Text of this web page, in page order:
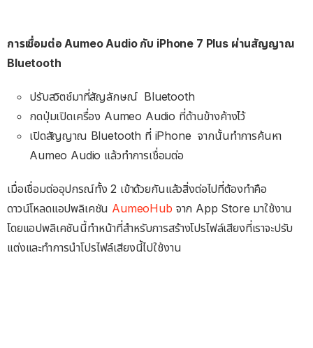
การเชื่อมต่อ Aumeo Audio กับ iPhone 7 Plus ผ่านสัญญาณ
Bluetooth
ปรับสวิตช์มาที่สัญลักษณ์ Bluetooth
กดปุ่มเปิดเครื่อง Aumeo Audio ที่ด้านข้างค้างไว้
เปิดสัญญาณ Bluetooth ที่ iPhone จากนั้นทำการค้นหา
Aumeo Audio แล้วทำการเชื่อมต่อ
เมื่อเชื่อมต่ออุปกรณ์ทั้ง 2 เข้าด้วยกันแล้วสิ่งต่อไปที่ต้องทำคือ
ดาวน์โหลดแอปพลิเคชัน AumeoHub จาก App Store มาใช้งาน
โดยแอปพลิเคชันนี้ทำหน้าที่สำหรับการสร้างโปรไฟล์เสียงที่เราจะปรับ
แต่งและทำการนำโปรไฟล์เสียงนี้ไปใช้งาน